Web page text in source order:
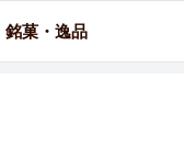
銘菓・逸品